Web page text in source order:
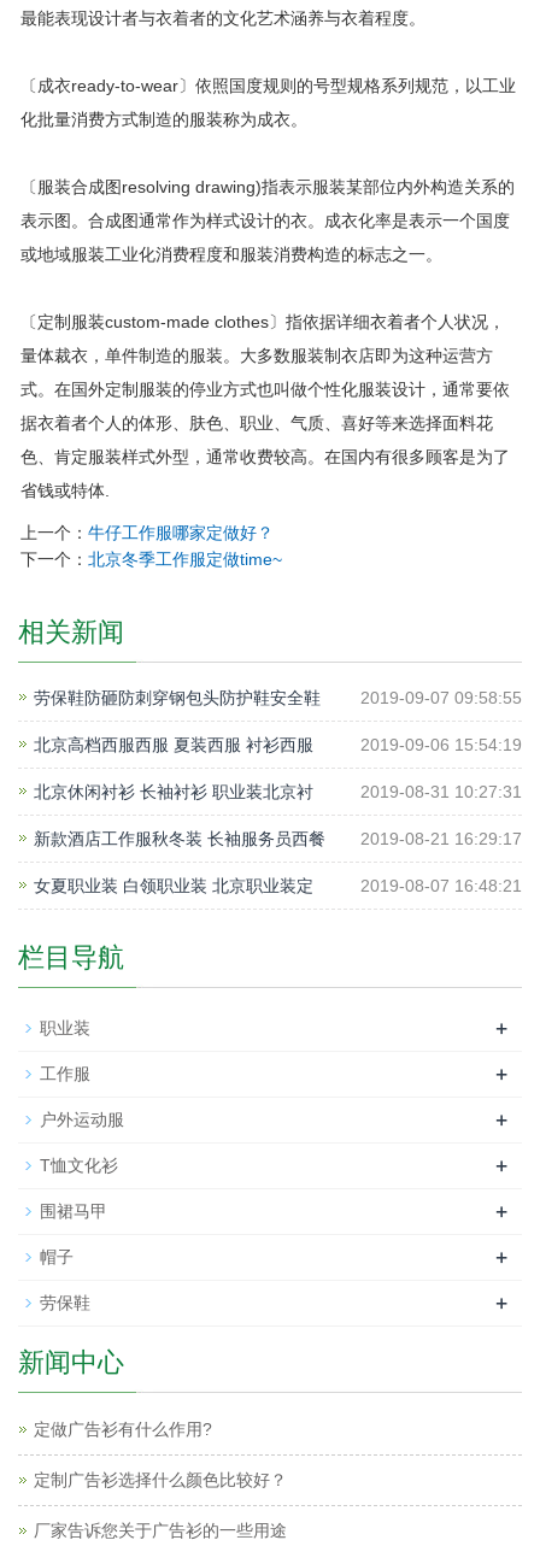
最能表现设计者与衣着者的文化艺术涵养与衣着程度。
〔成衣ready-to-wear〕依照国度规则的号型规格系列规范，以工业
化批量消费方式制造的服装称为成衣。
〔服装合成图resolving drawing)指表示服装某部位内外构造关系的
表示图。合成图通常作为样式设计的衣。成衣化率是表示一个国度
或地域服装工业化消费程度和服装消费构造的标志之一。
〔定制服装custom-made clothes〕指依据详细衣着者个人状况，
量体裁衣，单件制造的服装。大多数服装制衣店即为这种运营方
式。在国外定制服装的停业方式也叫做个性化服装设计，通常要依
据衣着者个人的体形、肤色、职业、气质、喜好等来选择面料花
色、肯定服装样式外型，通常收费较高。在国内有很多顾客是为了
省钱或特体.
上一个： 牛仔工作服哪家定做好？
下一个： 北京冬季工作服定做time~
相关新闻
2019-09-07 09:58:55
劳保鞋防砸防刺穿钢包头防护鞋安全鞋
2019-09-06 15:54:19
北京高档西服西服 夏装西服 衬衫西服
2019-08-31 10:27:31
北京休闲衬衫 长袖衬衫 职业装北京衬
2019-08-21 16:29:17
新款酒店工作服秋冬装 长袖服务员西餐
2019-08-07 16:48:21
女夏职业装 白领职业装 北京职业装定
栏目导航
+
职业装
+
工作服
+
户外运动服
+
T恤文化衫
+
围裙马甲
+
帽子
+
劳保鞋
新闻中心
定做广告衫有什么作用?
定制广告衫选择什么颜色比较好？
厂家告诉您关于广告衫的一些用途